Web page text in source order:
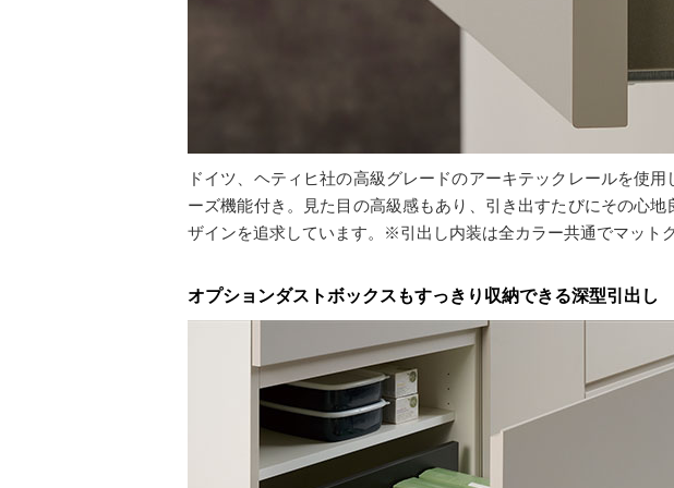
ドイツ、ヘティヒ社の高級グレードのアーキテックレールを使
ーズ機能付き。見た目の高級感もあり、引き出すたびにその心
ザインを追求しています。※引出し内装は全カラー共通でマット
オプションダストボックスもすっきり収納できる深型引出し